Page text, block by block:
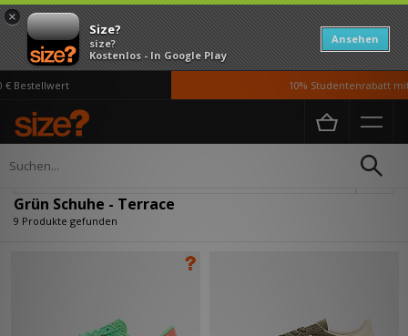
×
Size?
size?
Kostenlos - In Google Play
Ansehen
Bestellwert 10% Studentenrabatt mit
Home Herren
Grün Schuhe - Terrace
9 Produkte gefunden